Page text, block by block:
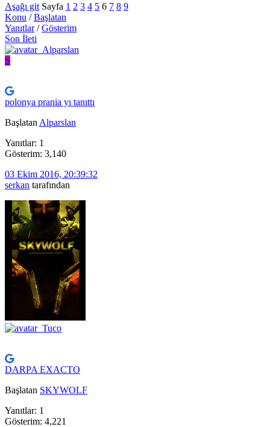
Aşağı git Sayfa 1 2 3 4 5 6 7 8 9
Konu /Başlatan
Yanıtlar/Gösterim
Son İleti
S
polonya prania yı tanıttı
Başlatan Alparslan
Yanıtlar: 1
Gösterim: 3,140
03 Ekim 2016, 20:39:32
serkan tarafından
DARPA EXACTO
Başlatan SKYWOLF
Yanıtlar: 1
Gösterim: 4,221